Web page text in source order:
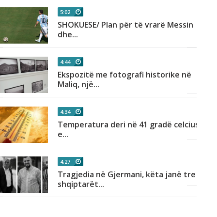
5:02
SHOKUESE/ Plan për të vrarë Messin
dhe...
4:44
Ekspozitë me fotografi historike në
Maliq, një...
4:34
Temperatura deri në 41 gradë celcius,
e...
4:27
Tragjedia në Gjermani, këta janë tre
shqiptarët...